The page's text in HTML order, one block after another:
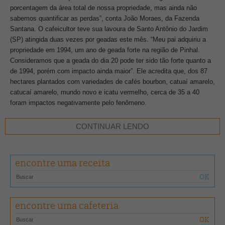
porcentagem da área total de nossa propriedade, mas ainda não
sabemos quantificar as perdas”, conta João Moraes, da Fazenda
Santana. O cafeicultor teve sua lavoura de Santo Antônio do Jardim
(SP) atingida duas vezes por geadas este mês. “Meu pai adquiriu a
propriedade em 1994, um ano de geada forte na região de Pinhal.
Consideramos que a geada do dia 20 pode ter sido tão forte quanto a
de 1994, porém com impacto ainda maior”. Ele acredita que, dos 87
hectares plantados com variedades de cafés bourbon, catuaí amarelo,
catucaí amarelo, mundo novo e icatu vermelho, cerca de 35 a 40
foram impactos negativamente pelo fenômeno.
CONTINUAR LENDO
encontre uma receita
encontre uma cafeteria